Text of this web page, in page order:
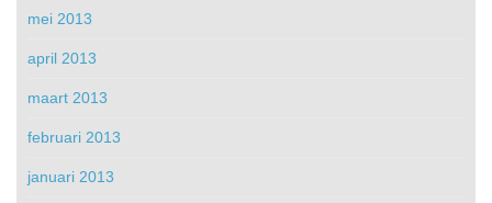
mei 2013
april 2013
maart 2013
februari 2013
januari 2013